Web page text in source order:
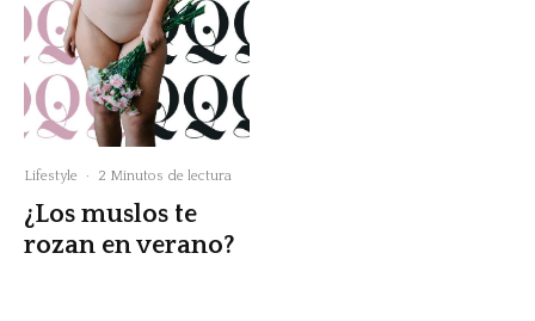
Lifestyle · 2 Minutos de lectura
¿Los muslos te
rozan en verano?